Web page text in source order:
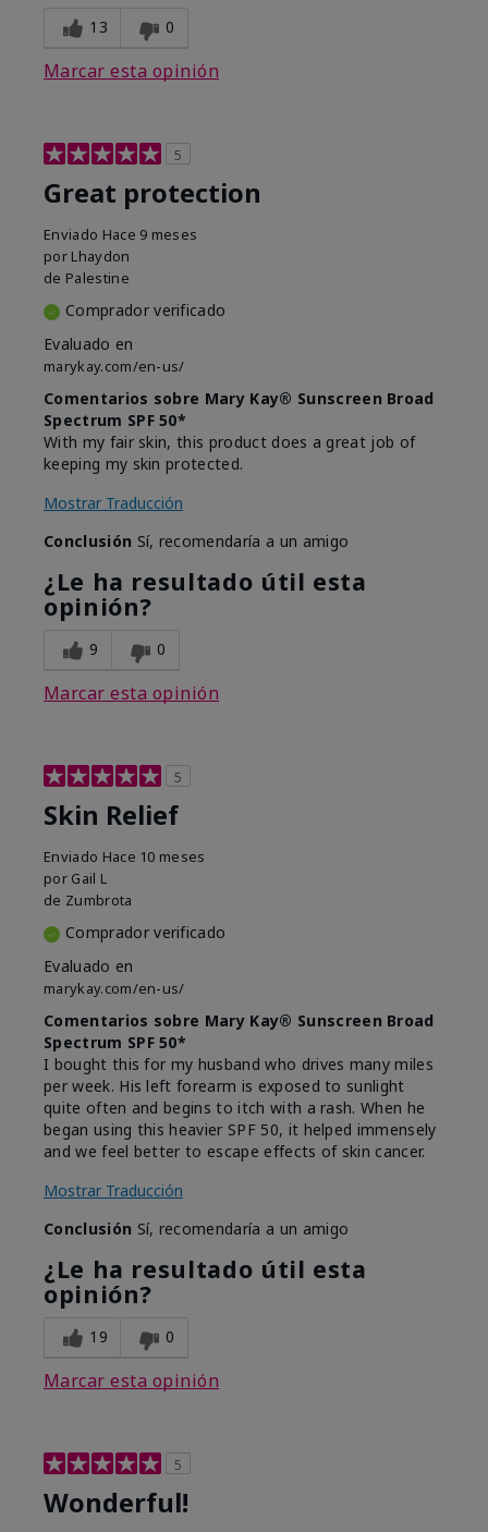
13 0
Marcar esta opinión
5
Great protection
Enviado Hace 9 meses
por Lhaydon
de Palestine
Comprador verificado
Evaluado en
marykay.com/en-us/
Comentarios sobre Mary Kay® Sunscreen Broad
Spectrum SPF 50*
With my fair skin, this product does a great job of
keeping my skin protected.
Mostrar Traducción
Conclusión Sí, recomendaría a un amigo
¿Le ha resultado útil esta
opinión?
9 0
Marcar esta opinión
5
Skin Relief
Enviado Hace 10 meses
por Gail L
de Zumbrota
Comprador verificado
Evaluado en
marykay.com/en-us/
Comentarios sobre Mary Kay® Sunscreen Broad
Spectrum SPF 50*
I bought this for my husband who drives many miles
per week. His left forearm is exposed to sunlight
quite often and begins to itch with a rash. When he
began using this heavier SPF 50, it helped immensely
and we feel better to escape effects of skin cancer.
Mostrar Traducción
Conclusión Sí, recomendaría a un amigo
¿Le ha resultado útil esta
opinión?
19 0
Marcar esta opinión
5
Wonderful!